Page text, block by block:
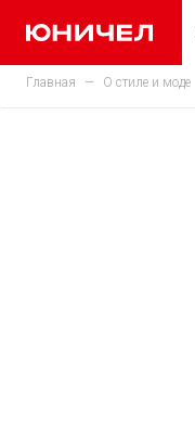
Главная О стиле и моде